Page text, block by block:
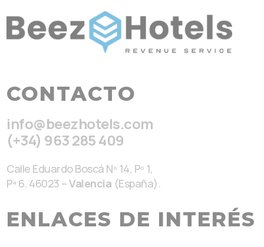
CONTACTO
info@beezhotels.com
(+34) 963 285 409
Calle Eduardo Boscá Nº 14, Pº 1,
Pª 6. 46023 –Valencia (España).
ENLACES DE INTERÉS